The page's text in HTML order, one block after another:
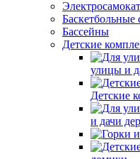
Баскетбольные
Бассейны
Детские
улицы и
Детские
и дачи